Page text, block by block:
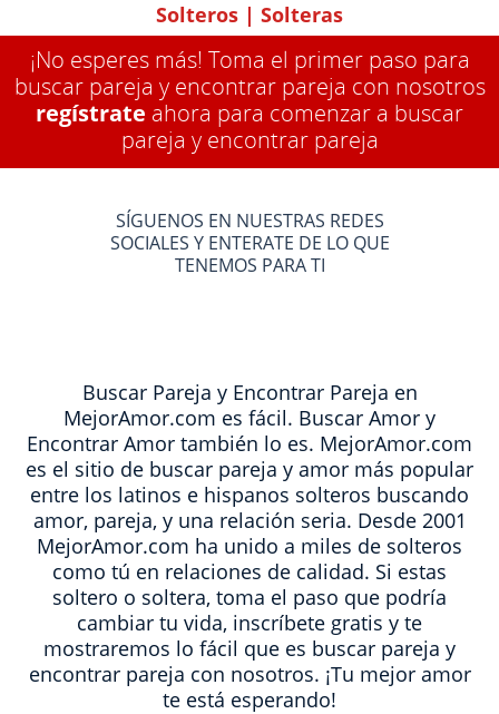
Solteros | Solteras
¡No esperes más! Toma el primer paso para
buscar pareja y encontrar pareja con nosotros
regístrate ahora para comenzar a buscar
pareja y encontrar pareja
SÍGUENOS EN NUESTRAS REDES
SOCIALES Y ENTERATE DE LO QUE
TENEMOS PARA TI
Buscar Pareja y Encontrar Pareja en
MejorAmor.com es fácil. Buscar Amor y
Encontrar Amor también lo es. MejorAmor.com
es el sitio de buscar pareja y amor más popular
entre los latinos e hispanos solteros buscando
amor, pareja, y una relación seria. Desde 2001
MejorAmor.com ha unido a miles de solteros
como tú en relaciones de calidad. Si estas
soltero o soltera, toma el paso que podría
cambiar tu vida, inscríbete gratis y te
mostraremos lo fácil que es buscar pareja y
encontrar pareja con nosotros. ¡Tu mejor amor
te está esperando!